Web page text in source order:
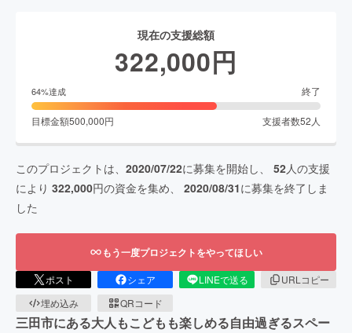
現在の支援総額
322,000円
64%達成 終了
目標金額500,000円 支援者数52 人
このプロジェクトは、 2020/07/22に募集を開始し、 52人の支援
により 322,000円の資金を集め、 2020/08/31に募集を終了しま
した
もう一度プロジェクトをやってほしい
ポスト シェア LINEで送る
URLコピー
埋め込み
QRコード
三田市にある大人もこどもも楽しめる自由過ぎるスペー